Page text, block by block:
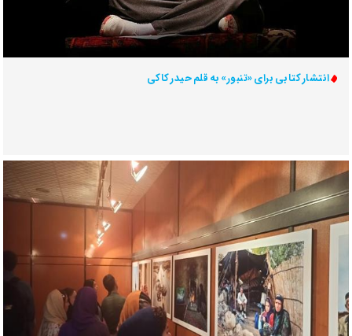
انتشار کتابی برای «تنبور» به قلم حیدر کاکی